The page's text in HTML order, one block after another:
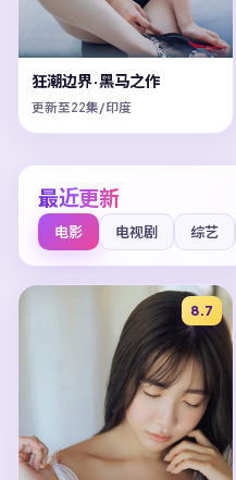
狂潮边界·黑马之作
更新至22集/印度
最近更新
电影 电视剧 综艺
8.7